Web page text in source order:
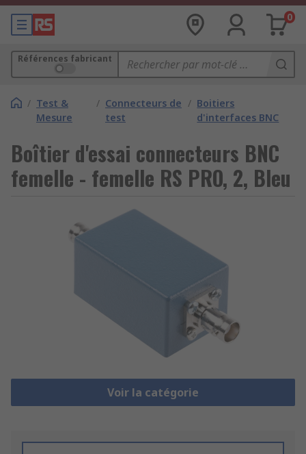
0
Références fabricant
/ Test &
Mesure
/ Connecteurs de
test
/ Boitiers
d'interfaces BNC
Boîtier d'essai connecteurs BNC
femelle - femelle RS PRO, 2, Bleu
Voir la catégorie